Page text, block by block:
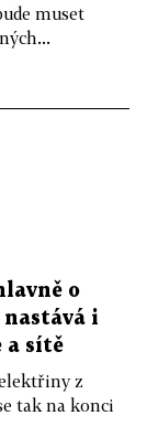
muset
o
i
a sítě
z
tak na konci